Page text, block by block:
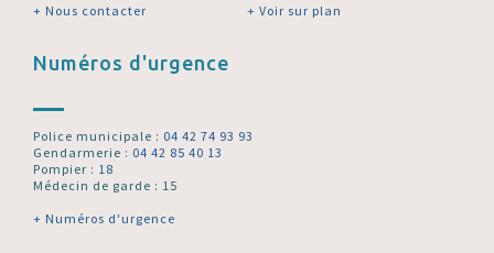
+ Nous contacter
+ Voir sur plan
Numéros d'urgence
Police municipale : 04 42 74 93 93
Gendarmerie : 04 42 85 40 13
Pompier : 18
Médecin de garde : 15
+ Numéros d'urgence